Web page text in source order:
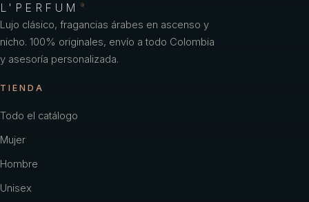
L'PERFUM ®
Lujo clásico, fragancias árabes en ascenso y
nicho. 100% originales, envío a todo Colombia
y asesoría personalizada.
TIENDA
Todo el catálogo
Mujer
Hombre
Unisex